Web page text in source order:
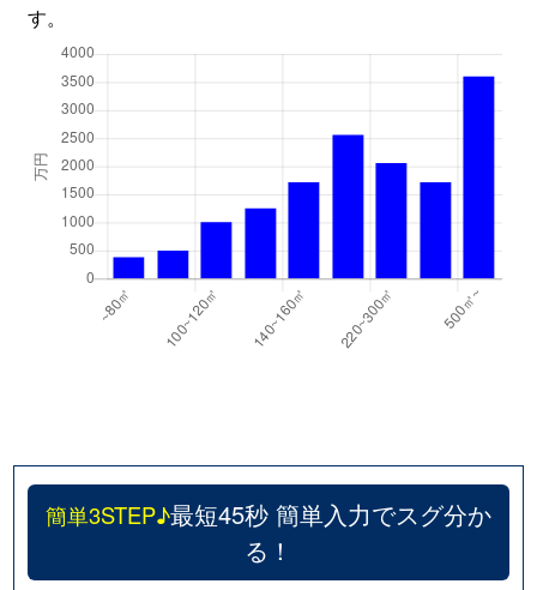
す。
簡単3STEP♪最短45秒 簡単入力でスグ分か
る！